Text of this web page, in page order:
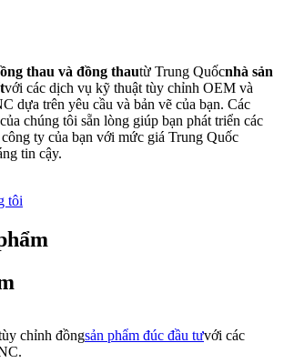
thau và đồng thautừ Trung Quốcnhà sản
với các dịch vụ kỹ thuật tùy chỉnh OEM và
dựa trên yêu cầu và bản vẽ của bạn. Các
chúng tôi sẵn lòng giúp bạn phát triển các
ty của bạn với mức giá Trung Quốc
tin cậy.
tôi
chỉnh đồngsản phẩm đúc đầu tưvới các